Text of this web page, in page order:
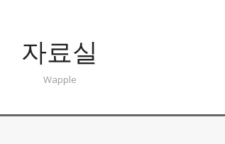
자료실
Wapple